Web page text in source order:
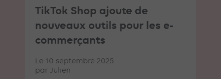
TikTok Shop ajoute de
nouveaux outils pour les e-
commerçants
Le 10 septembre 2025
par Julien